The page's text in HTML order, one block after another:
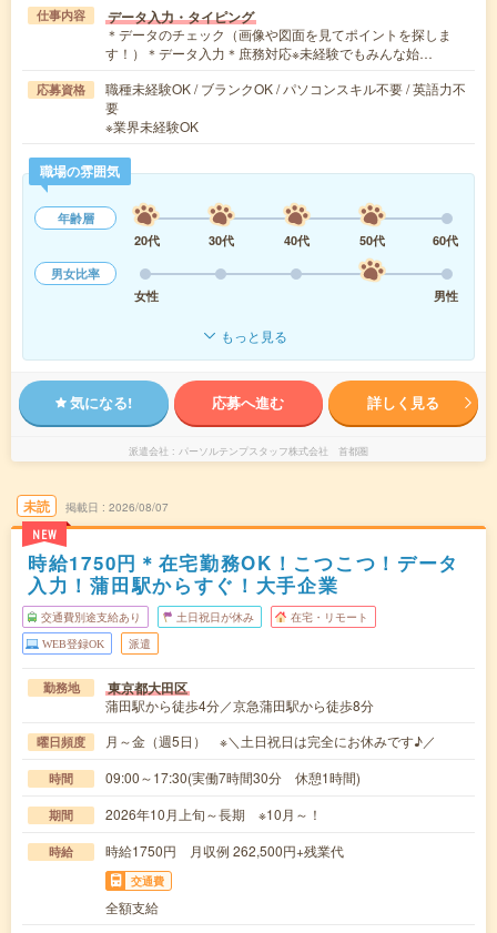
仕事内容 データ入力・タイピング
＊データのチェック（画像や図面を見てポイントを探しま
す！）＊データ入力＊庶務対応※未経験でもみんな始…
応募資格
職種未経験OK / ブランクOK / パソコンスキル不要 / 英語力不
要
※業界未経験OK
職場の雰囲気
年齢層
20代
30代 40代 50代
60代
男女比率
女性
男性
もっと見る
気になる! 応募へ進む 詳しく見る
派遣会社 パーソルテンプスタッフ株式会社 首都圏
未読
NEW
掲載日 2026/08/07
時給1750円＊在宅勤務OK！こつこつ！データ
入力！蒲田駅からすぐ！大手企業
交通費別途支給あり 土日祝日が休み 在宅・リモート
WEB登録OK 派遣
勤務地 東京都大田区
蒲田駅から徒歩4分／京急蒲田駅から徒歩8分
曜日頻度 月～金（週5日） ※＼土日祝日は完全にお休みです♪／
時間 09:00～17:30(実働7時間30分 休憩1時間)
期間 2026年10月上旬～長期 ※10月～！
時給 時給1750円 月収例 262,500円+残業代
交通費
全額支給